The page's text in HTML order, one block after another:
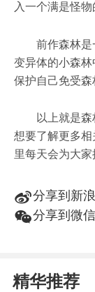
入一个满是怪
前作森林
变异体的小森
保护自己免受森
以上就是
想要了解更多
里每天会为大家
t分享到新
w分享到微信
精华推荐